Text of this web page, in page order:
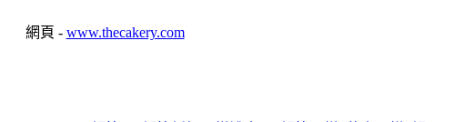
網頁 - www.thecakery.com